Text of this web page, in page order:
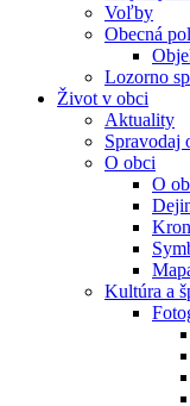
Voľby
Obecná
Lozorno
Život v obci
Aktuality
Spravodaj
O obci
O
Kultúra a